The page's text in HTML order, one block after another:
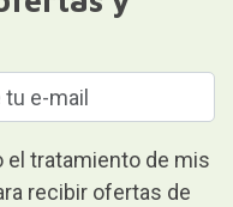
el tratamiento de mis
recibir ofertas de